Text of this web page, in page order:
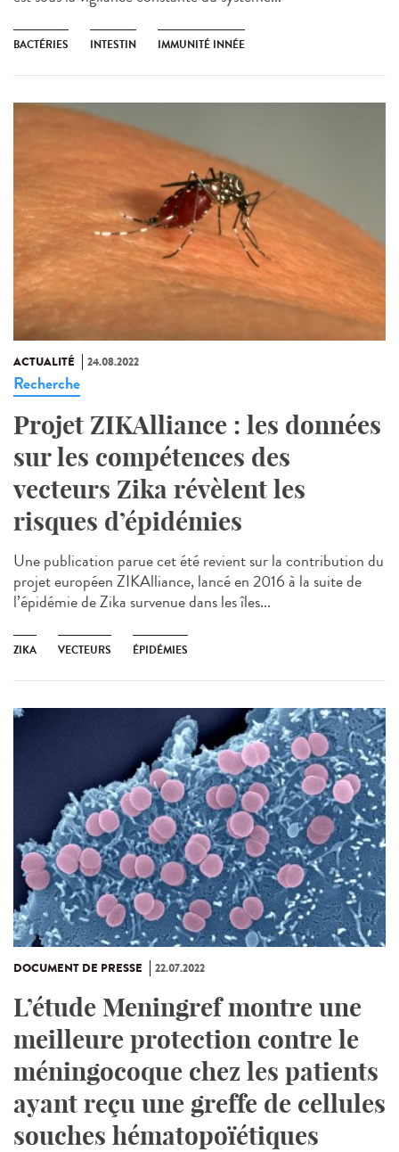
BACTÉRIES INTESTIN IMMUNITÉ INNÉE
ACTUALITÉ 24.08.2022
Recherche
Projet ZIKAlliance : les données
sur les compétences des
vecteurs Zika révèlent les
risques d’épidémies
Une publication parue cet été revient sur la contribution du
projet européen ZIKAlliance, lancé en 2016 à la suite de
l’épidémie de Zika survenue dans les îles...
ZIKA VECTEURS ÉPIDÉMIES
DOCUMENT DE PRESSE 22.07.2022
L’étude Meningref montre une
meilleure protection contre le
méningocoque chez les patients
ayant reçu une greffe de cellules
souches hématopoïétiques